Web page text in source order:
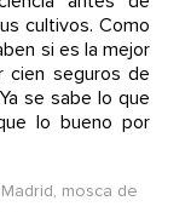
cultivos. Como
si es la mejor
cien seguros de
se sabe lo que
lo bueno por
Madrid, mosca de